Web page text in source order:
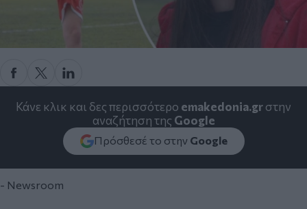
Κάνε κλικ και δες περισσότερο emakedonia.grστην
αναζήτηση της Google
Πρόσθεσέ το στην Google
- Newsroom